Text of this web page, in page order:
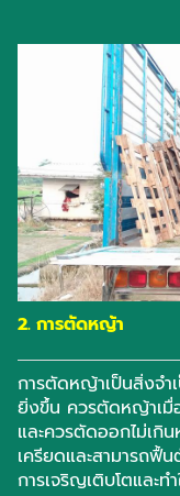
2. การตัดหญ้า
การตัดหญ้าเป็นสิ่งจำ
ยิ่งขึ้น ควรตัดหญ้าเมื่
และควรตัดออกไม่เกิ
เครียดและสามารถฟื้
การเจริญเติบโตและ